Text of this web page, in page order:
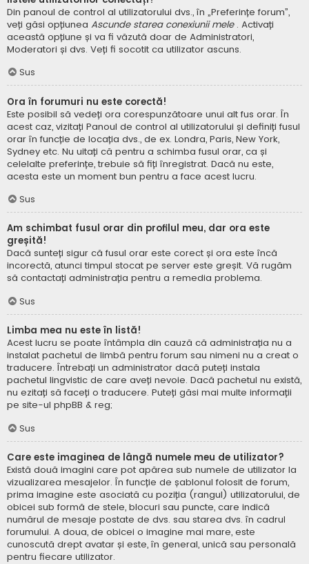
Din panoul de control al utilizatorului dvs., în „Preferințe forum”,
veți găsi opțiunea Ascunde starea conexiunii mele . Activați
această opțiune și va fi văzută doar de Administratori,
Moderatori și dvs. Veți fi socotit ca utilizator ascuns.
Sus
Ora în forumuri nu este corectă!
Este posibil să vedeți ora corespunzătoare unui alt fus orar. În
acest caz, vizitați Panoul de control al utilizatorului și definiți fusul
orar în funcție de locația dvs., de ex. Londra, Paris, New York,
Sydney etc. Nu uitați că pentru a schimba fusul orar, ca și
celelalte preferințe, trebuie să fiți înregistrat. Dacă nu este,
acesta este un moment bun pentru a face acest lucru.
Sus
Am schimbat fusul orar din profilul meu, dar ora este
greșită!
Dacă sunteți sigur că fusul orar este corect și ora este încă
incorectă, atunci timpul stocat pe server este greșit. Vă rugăm
să contactați administrația pentru a remedia problema.
Sus
Limba mea nu este în listă!
Acest lucru se poate întâmpla din cauză că administrația nu a
instalat pachetul de limbă pentru forum sau nimeni nu a creat o
traducere. Întrebați un administrator dacă puteți instala
pachetul lingvistic de care aveți nevoie. Dacă pachetul nu există,
nu ezitați să faceți o traducere. Puteți găsi mai multe informații
pe site-ul phpBB & reg;
Sus
Care este imaginea de lângă numele meu de utilizator?
Există două imagini care pot apărea sub numele de utilizator la
vizualizarea mesajelor. În funcție de șablonul folosit de forum,
prima imagine este asociată cu poziția (rangul) utilizatorului, de
obicei sub formă de stele, blocuri sau puncte, care indică
numărul de mesaje postate de dvs. sau starea dvs. în cadrul
forumului. A doua, de obicei o imagine mai mare, este
cunoscută drept avatar și este, în general, unică sau personală
pentru fiecare utilizator.